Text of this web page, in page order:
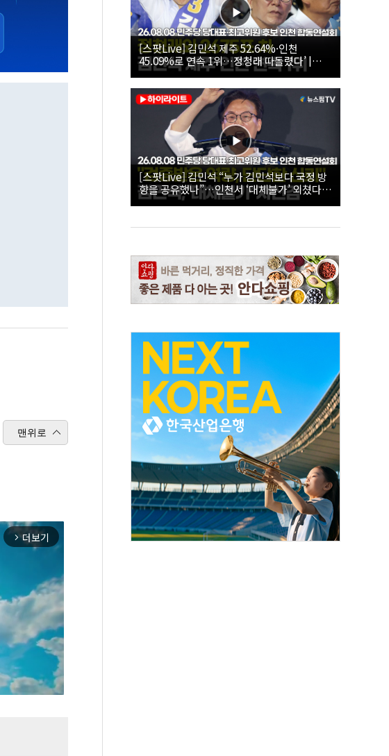
맨위로
arrow_forward_ios 더보기
[스팟Live] 김민석 제주 52.64%·인천
45.09%로 연속 1위…정청래 따돌렸다’ |
26.08.08 더불어민주당 당대표·최고위원 후
보 인천 합동연설회
[스팟Live] 김민석 “누가 김민석보다 국정 방
향을 공유했나”…인천서 ‘대체불가’ 외쳤다 |
26.08.08 더불어민주당 당대표·최고위원 후